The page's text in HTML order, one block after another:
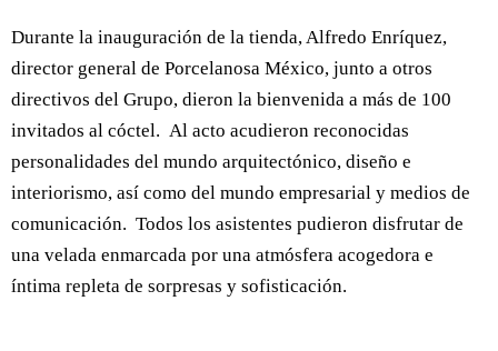
Durante la inauguración de la tienda, Alfredo Enríquez,
director general de Porcelanosa México, junto a otros
directivos del Grupo, dieron la bienvenida a más de 100
invitados al cóctel. Al acto acudieron reconocidas
personalidades del mundo arquitectónico, diseño e
interiorismo, así como del mundo empresarial y medios de
comunicación. Todos los asistentes pudieron disfrutar de
una velada enmarcada por una atmósfera acogedora e
íntima repleta de sorpresas y sofisticación.